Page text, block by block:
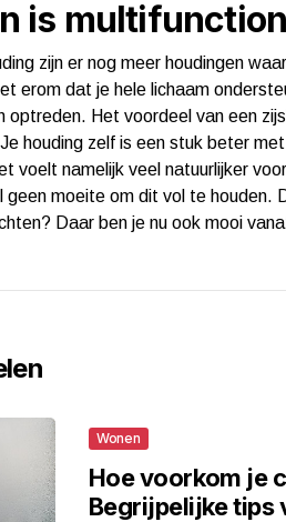
is
zijn er nog meer houdingen
erom dat je hele lichaam
optreden. Het voordeel van een
houding zelf is een stuk beter
voelt namelijk veel natuurlijker
geen moeite om dit vol te houden.
Daar ben je nu ook mooi
Wonen
Hoe voorkom je
Begrijpelijke tips